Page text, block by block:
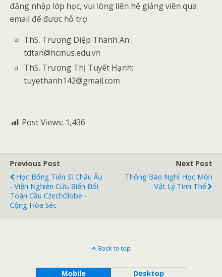
đăng nhập lớp học, vui lòng liên hệ giảng viên qua
email để được hỗ trợ.
ThS. Trương Diệp Thanh An:
tdtan@hcmus.edu.vn
ThS. Trương Thị Tuyết Hạnh:
tuyethanh142@gmail.com
Post Views: 1,436
Previous Post
Học Bổng Tiến Sĩ Châu Âu
- Viện Nghiên Cứu Biến Đổi
Toàn Cầu CzechGlobe -
Cộng Hòa Séc
Next Post
Thông Báo Nghỉ Học Môn
Vật Lý Tinh Thể
Back to top
Mobile Desktop